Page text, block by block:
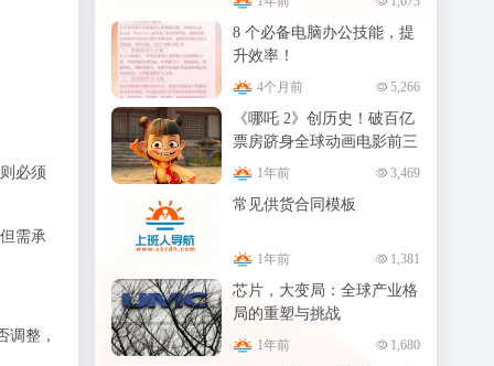
必须
需承
调整，
8 个必备电脑办公技能，提
升效率！
4个月前 5,266
《哪吒 2》创历史！破百亿
票房跻身全球动画电影前三
1年前 3,469
常见供货合同模板
1年前 1,381
芯片，大变局：全球产业格
局的重塑与挑战
1年前 1,680